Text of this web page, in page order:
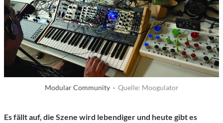
Modular Community · Quelle: Moogulator
Es fällt auf, die Szene wird lebendiger und heute gibt es